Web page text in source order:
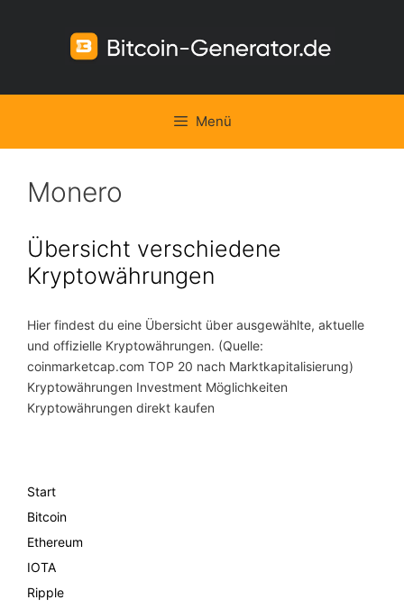
Menü
Monero
Übersicht verschiedene
Kryptowährungen
Hier findest du eine Übersicht über ausgewählte, aktuelle
und offizielle Kryptowährungen. (Quelle:
coinmarketcap.com TOP 20 nach Marktkapitalisierung)
Kryptowährungen Investment Möglichkeiten
Kryptowährungen direkt kaufen
Start
Bitcoin
Ethereum
IOTA
Ripple